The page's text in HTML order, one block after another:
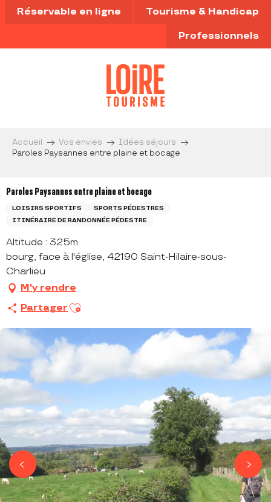
Aller
au
principal
Réservable en ligne Tourisme & Handicap
Professionnels
Accueil Vos envies
Idées séjours
Paroles Paysannes entre plaine et bocage
Paroles Paysannes entre plaine et bocage
LOISIRS SPORTIFS
SPORTS PÉDESTRES
ITINÉRAIRE DE RANDONNÉE PÉDESTRE
Altitude : 325m
bourg, face à l'église, 42190 Saint-Hilaire-sous-
Charlieu
M'y rendre
Partager Ajouter aux favoris